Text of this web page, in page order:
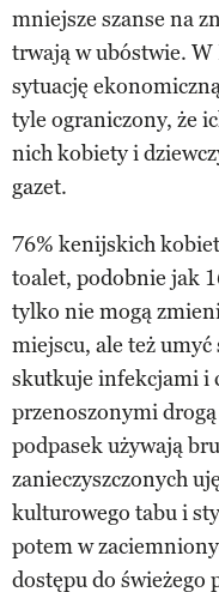
mniejsze szanse na
trwają w ubóstwie.
sytuację
tyle ograniczony, że
nich kobiety i
gazet.
76% kenijskich
toalet, podobnie jak
tylko nie mogą
miejscu, ale też umyć
skutkuje infekcjami i
przenoszonymi
podpasek używają
zanieczyszczonych
kulturowego tabu i
potem w
dostępu do świeżego